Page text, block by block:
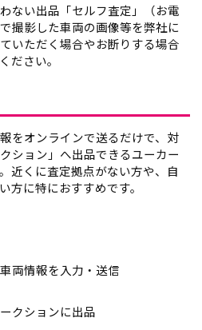
ない出品「セルフ査定」（お電
撮影した車両の画像等を弊社に
いただく場合やお断りする場合
ださい。
をオンラインで送るだけで、対
ション」へ出品できるユーカー
近くに査定拠点がない方や、自
方に特におすすめです。
両情報を入力・送信
クションに出品